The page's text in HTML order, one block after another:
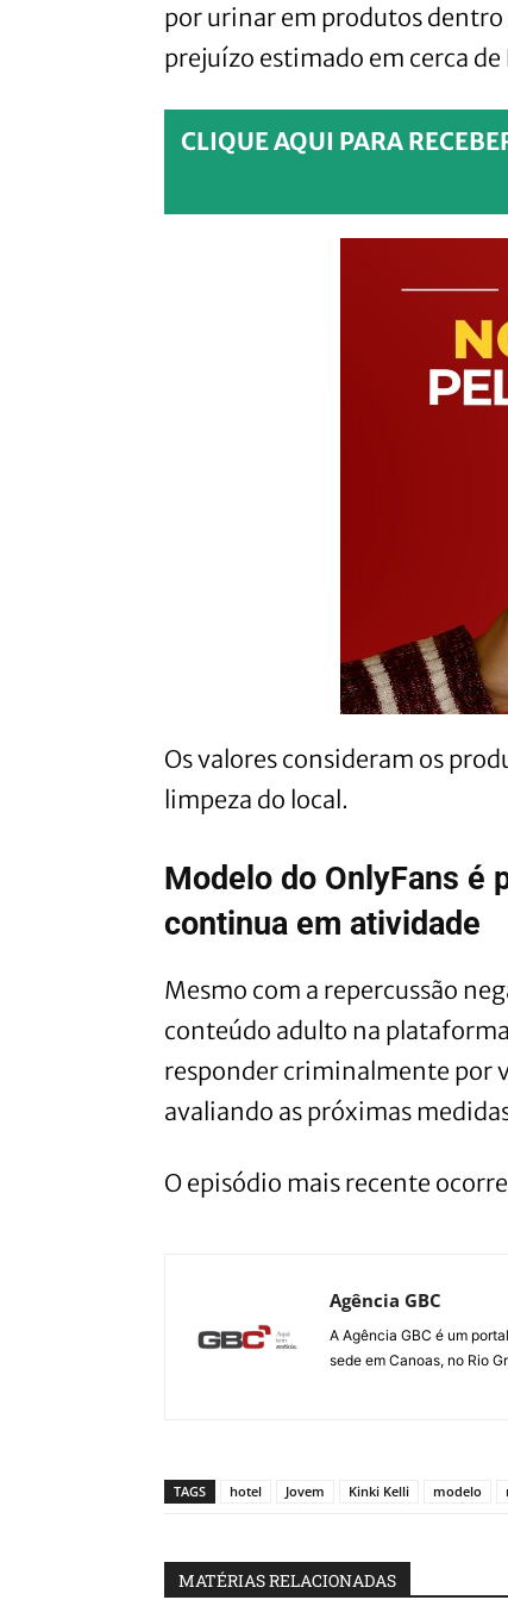
por urinar em produtos dentro
prejuízo estimado em cerca de
CLIQUE AQUI PARA
Os valores consideram os
limpeza do local.
Modelo do OnlyFans é
continua em atividade
Mesmo com a repercussão
conteúdo adulto na
responder criminalmente por
avaliando as próximas
O episódio mais recente
Agência GBC
A Agência GBC é um
sede em Canoas, no Rio
TAGS hotel Jovem Kinki Kelli modelo
MATÉRIAS RELACIONADAS